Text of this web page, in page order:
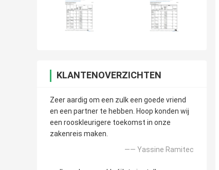
KLANTENOVERZICHTEN
Zeer aardig om een zulk een goede vriend
en een partner te hebben. Hoop konden wij
een rooskleurigere toekomst in onze
zakenreis maken.
—— Yassine Ramitec